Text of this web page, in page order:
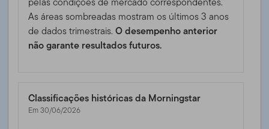
As áreas sombreadas mostram os últimos 3 anos
de dados trimestrais.O desempenho anterior
não garante resultados futuros.
Classificações históricas da Morningstar
Em 30/06/2026